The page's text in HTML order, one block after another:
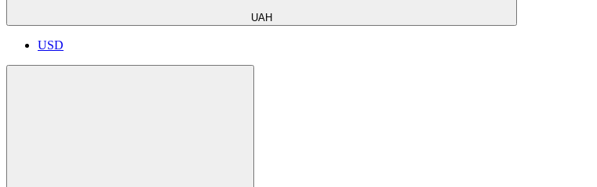
UAH
USD